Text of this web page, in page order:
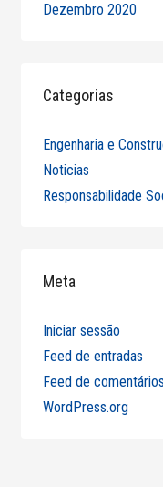
Dezembro 2020
Categorias
Engenharia e
Noticias
Responsabilidade
Meta
Iniciar sessão
Feed de entradas
Feed de comentários
WordPress.org